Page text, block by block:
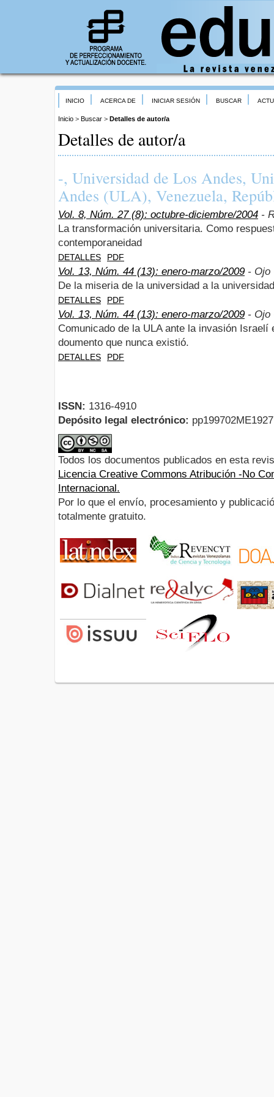
INICIO ACERCA DE INICIAR SESIÓN BUSCAR
Inicio > Buscar > Detalles de autor/a
Detalles de autor/a
-, Universidad de Los Andes,
Andes (ULA), Venezuela,
Vol. 8, Núm. 27 (8): octubre-diciembre/2004 -
La transformación universitaria. Como
contemporaneidad
DETALLES PDF
Vol. 13, Núm. 44 (13): enero-marzo/2009 - Ojo
De la miseria de la universidad a la
DETALLES PDF
Vol. 13, Núm. 44 (13): enero-marzo/2009 - Ojo
Comunicado de la ULA ante la invasión Israelí
doumento que nunca existió.
DETALLES PDF
ISSN: 1316-4910
Depósito legal electrónico:
Todos los documentos publicados en esta
Licencia Creative Commons Atribución -No
Internacional.
Por lo que el envío, procesamiento y
totalmente gratuito.